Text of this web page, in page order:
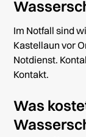
Im Notfall sind
Kastellaun vor
Notdienst.
Kontakt.
Was